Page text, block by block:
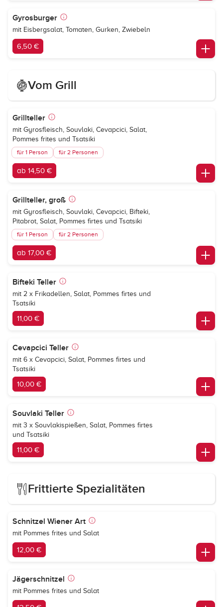
Gyrosburger
mit Eisbergsalat, Tomaten, Gurken, Zwiebeln
6,50 €
Vom Grill
Grillteller
mit Gyrosfleisch, Souvlaki, Cevapcici, Salat,
Pommes frites und Tsatsiki
für 1 Person für 2 Personen
ab 14,50 €
Grillteller, groß
mit Gyrosfleisch, Souvlaki, Cevapcici, Bifteki,
Pitabrot, Salat, Pommes firtes und Tsatsiki
für 1 Person für 2 Personen
ab 17,00 €
Bifteki Teller
mit 2 x Frikadellen, Salat, Pommes firtes und
Tsatsiki
11,00 €
Cevapcici Teller
mit 6 x Cevapcici, Salat, Pommes firtes und
Tsatsiki
10,00 €
Souvlaki Teller
mit 3 x Souvlakispießen, Salat, Pommes firtes
und Tsatsiki
11,00 €
Frittierte Spezialitäten
Schnitzel Wiener Art
mit Pommes frites und Salat
12,00 €
Jägerschnitzel
mit Pommes frites und Salat